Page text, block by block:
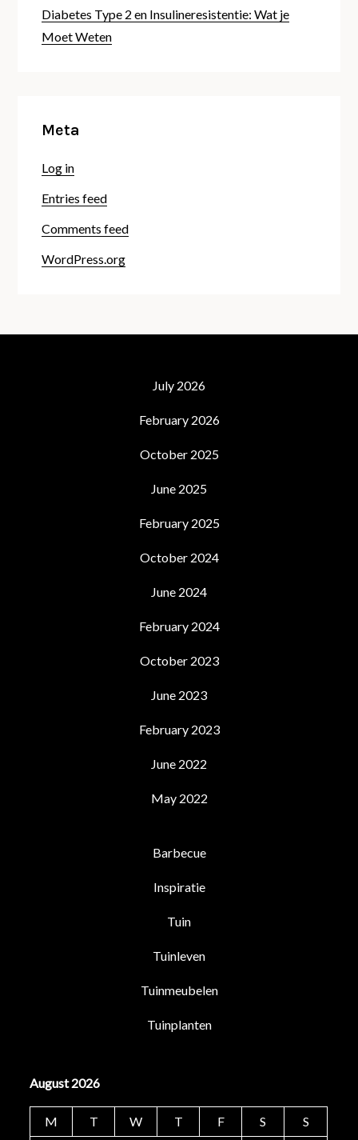
Diabetes Type 2 en Insulineresistentie: Wat je
Moet Weten
Meta
Log in
Entries feed
Comments feed
WordPress.org
July 2026
February 2026
October 2025
June 2025
February 2025
October 2024
June 2024
February 2024
October 2023
June 2023
February 2023
June 2022
May 2022
Barbecue
Inspiratie
Tuin
Tuinleven
Tuinmeubelen
Tuinplanten
August 2026
M T W T F S S